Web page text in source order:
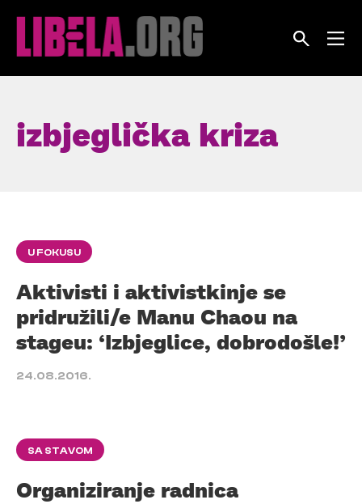
izbjeglička kriza
U FOKUSU
Aktivisti i aktivistkinje se
pridružili/e Manu Chaou na
stageu: ‘Izbjeglice, dobrodošle!’
24.08.2016.
SA STAVOM
Organiziranje radnica